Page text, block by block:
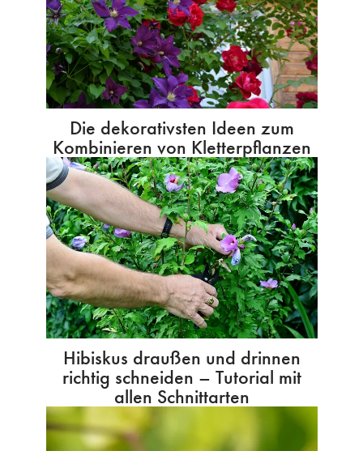
Die dekorativsten Ideen zum
Kombinieren von Kletterpflanzen
Hibiskus draußen und drinnen
richtig schneiden – Tutorial mit
allen Schnittarten